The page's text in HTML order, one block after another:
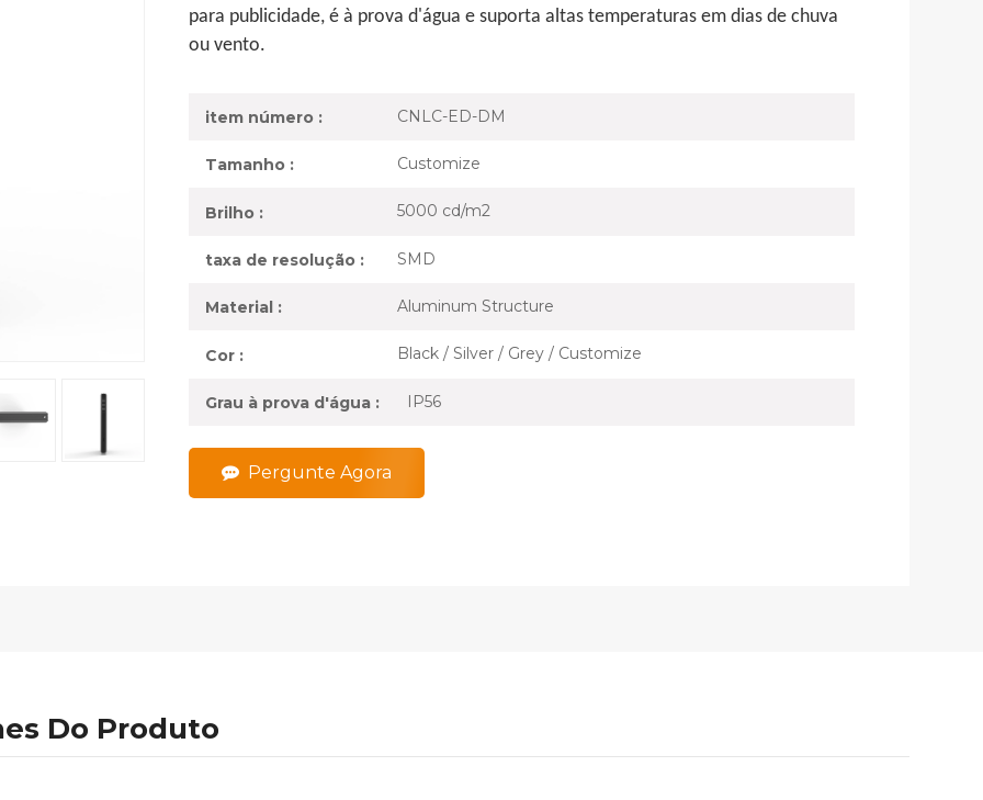
para publicidade, é à prova d'água e suporta altas temperaturas em dias de chuva
ou vento.
item número : CNLC-ED-DM
Tamanho : Customize
Brilho : 5000 cd/m2
taxa de resolução : SMD
Material : Aluminum Structure
Cor : Black / Silver / Grey / Customize
Grau à prova d'água : IP56
Pergunte Agora
Do Produto